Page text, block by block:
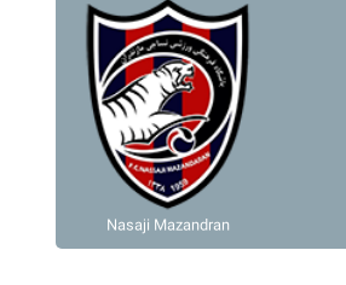
Nasaji Mazandran